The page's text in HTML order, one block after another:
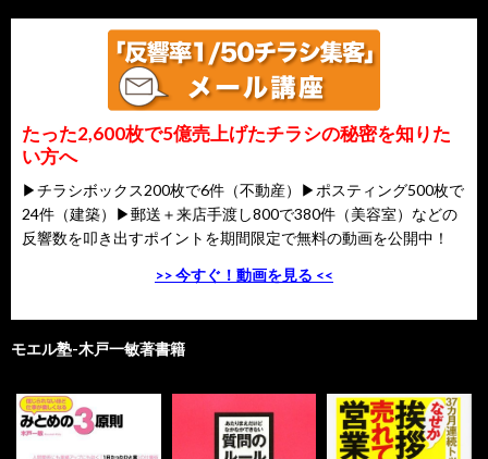
たった2,600枚で5億売上げたチラシの秘密を知りた
い方へ
▶チラシボックス200枚で6件（不動産）▶ポスティング500枚で
24件（建築）▶郵送＋来店手渡し800で380件（美容室）などの
反響数を叩き出すポイントを期間限定で無料の動画を公開中！
>> 今すぐ！動画を見る <<
モエル塾-木戸一敏著書籍